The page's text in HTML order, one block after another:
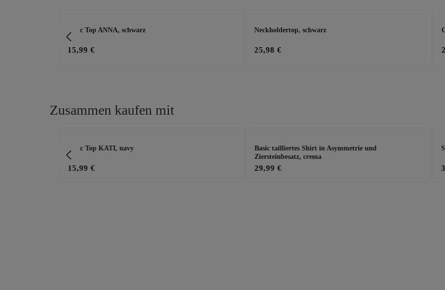
Basic Top ANNA, schwarz
15,99 €
Neckholdertop, schwarz
25,98 €
Zusammen kaufen mit
Basic Top KATI, navy
15,99 €
Basic tailliertes Shirt in Asymmetrie und
Ziersteinbesatz, crema
29,99 €